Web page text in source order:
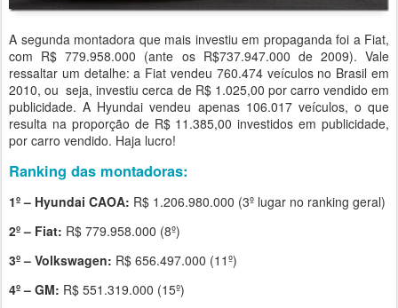
A segunda montadora que mais investiu em propaganda foi a Fiat,
com R$ 779.958.000 (ante os R$737.947.000 de 2009). Vale
ressaltar um detalhe: a Fiat vendeu 760.474 veículos no Brasil em
2010, ou seja, investiu cerca de R$ 1.025,00 por carro vendido em
publicidade. A Hyundai vendeu apenas 106.017 veículos, o que
resulta na proporção de R$ 11.385,00 investidos em publicidade,
por carro vendido. Haja lucro!
Ranking das montadoras:
1º – Hyundai CAOA: R$ 1.206.980.000 (3º lugar no ranking geral)
2º – Fiat: R$ 779.958.000 (8º)
3º – Volkswagen: R$ 656.497.000 (11º)
4º – GM: R$ 551.319.000 (15º)